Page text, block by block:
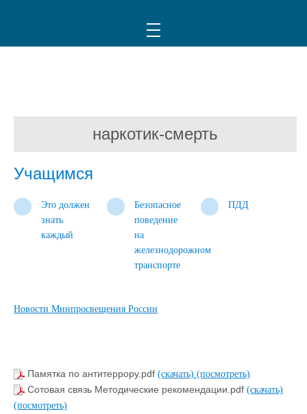
наркотик-смерть
Учащимся
Это должен
знать
каждый
Безопасное
поведение
на
железнодорожном
транспорте
ПДД
Новости Минпросвещения России
Памятка по антитеррору.pdf (скачать) (посмотреть)
Сотовая связь Методические рекомендации.pdf (скачать)
(посмотреть)